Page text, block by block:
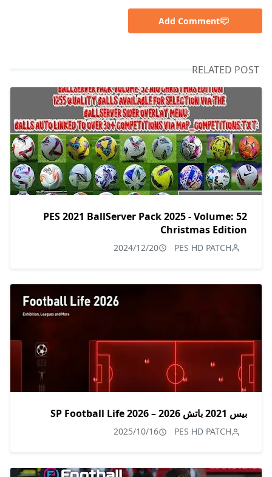
Add Comment
RELATED POST
PES 2021 BallServer Pack 2025 - Volume: 52
Christmas Edition
PES HD PATCH
2024/12/20
بيس 2021 باتش 2026 – SP Football Life 2026
PES HD PATCH
2025/10/16